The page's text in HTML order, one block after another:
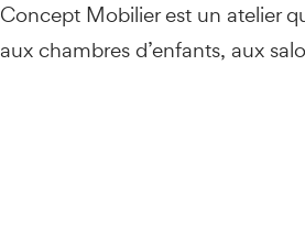
Concept Mobilier est un atelier
aux chambres d’enfants, aux